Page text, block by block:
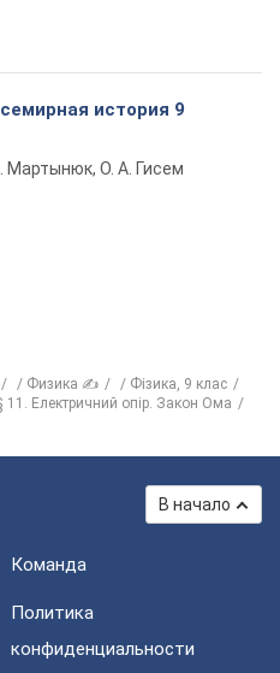
история 9
Мартынюк, О. А. Гисем
Физика ✍
Фізика, 9 клас
11. Електричний опір. Закон Ома
В начало
Команда
Политика
конфиденциальности